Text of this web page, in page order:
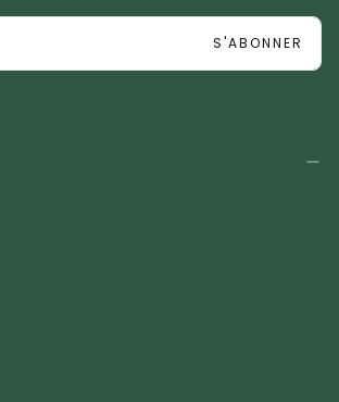
S'ABONNER